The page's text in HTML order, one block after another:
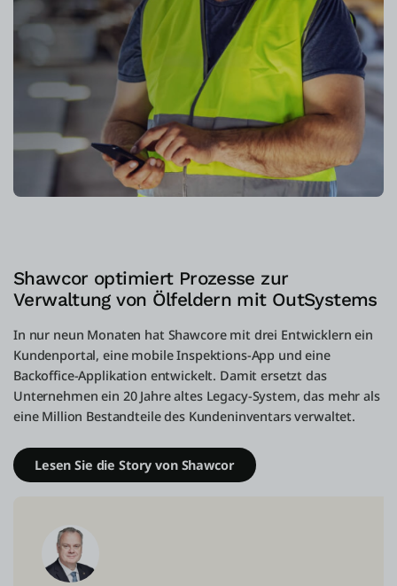
Shawcor optimiert Prozesse zur
Verwaltung von Ölfeldern mit OutSystems
In nur neun Monaten hat Shawcore mit drei Entwicklern ein
Kundenportal, eine mobile Inspektions-App und eine
Backoffice-Applikation entwickelt. Damit ersetzt das
Unternehmen ein 20 Jahre altes Legacy-System, das mehr als
eine Million Bestandteile des Kundeninventars verwaltet.
Lesen Sie die Story von Shawcor